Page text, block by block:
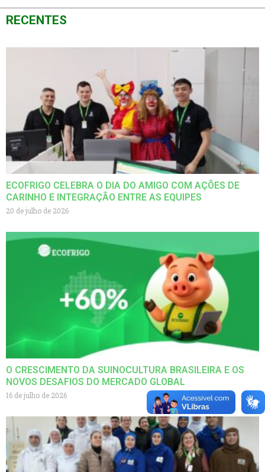
RECENTES
ECOFRIGO CELEBRA O DIA DO AMIGO COM AÇÕES DE
CARINHO E INTEGRAÇÃO ENTRE AS EQUIPES
20 de julho de 2026
O CRESCIMENTO DA SUINOCULTURA BRASILEIRA E OS
NOVOS DESAFIOS DO MERCADO GLOBAL
16 de julho de 2026